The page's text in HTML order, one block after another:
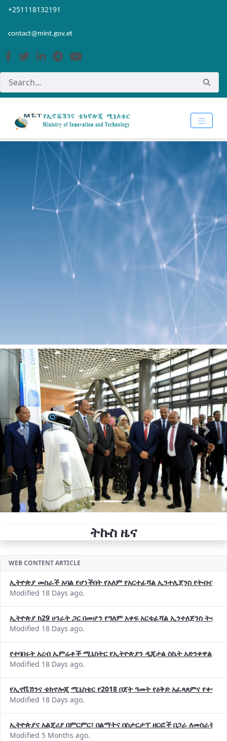
Skip to Main Content
Open Accessibility Menu
+251118132191
contact@mint.gov.et
Previous Next
ትኩስ ዜና
WEB CONTENT ARTICLE
ኢትዮጵያ መስራች አባል የሆነችበት የአለም የአርተፊሻል ኢንተሊጀንስ የትብብር
Modified 18 Days ago.
ኢትዮጵያ ከ29 ሀገራት ጋር በመሆን የዓለም አቀፍ አርቴፊሻል ኢንተለጀንስ
Modified 18 Days ago.
የተባበሩት አረብ ኤምሬቶች ሚኒስትር የኢትዮጵያን ዲጂታል ስኬት አድንቀዋል
Modified 18 Days ago.
የኢኖቬሽንና ቴክኖሎጂ ሚኒስቴር የ2018 በጀት ዓመት የዕቅድ አፈጻጸምና
Modified 18 Days ago.
ኢትዮጵያና አልጄሪያ በምርምር፣ በልማትና በስታርታፕ ዘርፎች በጋራ ለመስራት
Modified 5 Months ago.